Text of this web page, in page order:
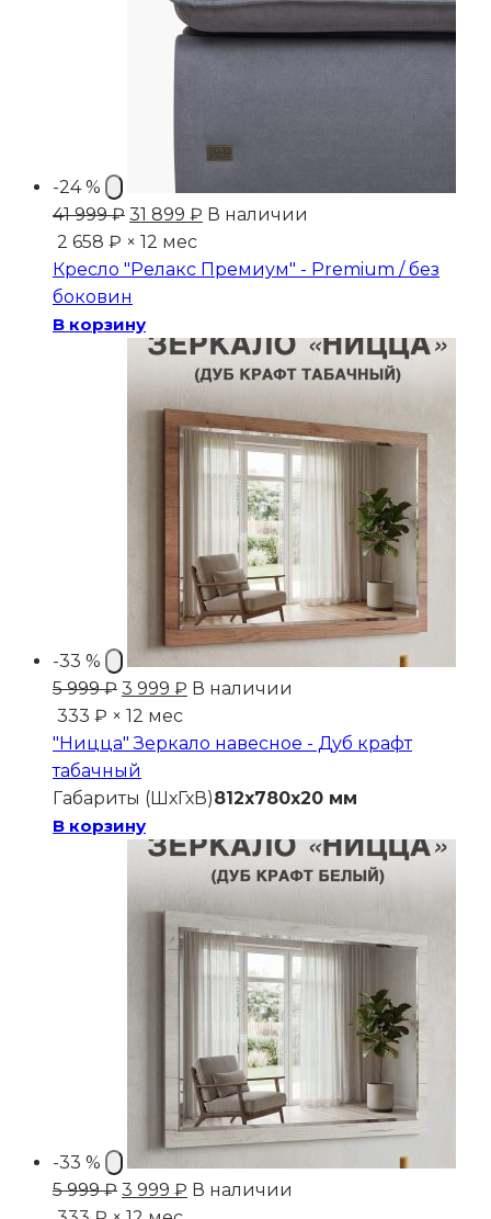
-24 %
41 999₽ Первоначальная
цена
составляла
41
999 ₽.
31 899 ₽ Текущая
31
В наличии
2 658 ₽ × 12 мес
Кресло "Релакс Премиум" - Premium / без
боковин
В корзину
-33 %
5 999₽ Первоначальная
цена
составляла
5
999 ₽.
3 999 ₽ Текущая
3
В наличии
333 ₽ × 12 мес
"Ницца" Зеркало навесное - Дуб крафт
табачный
Габариты (ШхГхВ)812x780x20 мм
В корзину
-33 %
5 999₽ Первоначальная
3 999 ₽ Текущая
В наличии